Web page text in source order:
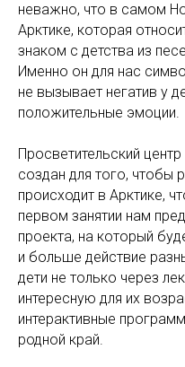
неважно, что в самом
Арктике, которая
знаком с детства из
Именно он для нас
не вызывает негатив у
положительные эмоции.
Просветительский
создан для того, чтобы
происходит в Арктике,
первом занятии нам
проекта, на который
и больше действие
дети не только через
интересную для их
интерактивные
родной край.